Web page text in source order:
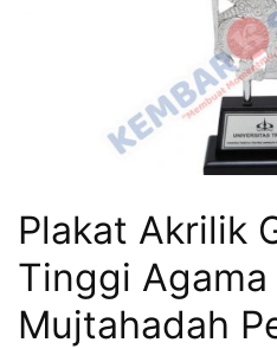
Plakat Akrilik
Tinggi
Mujtahadah